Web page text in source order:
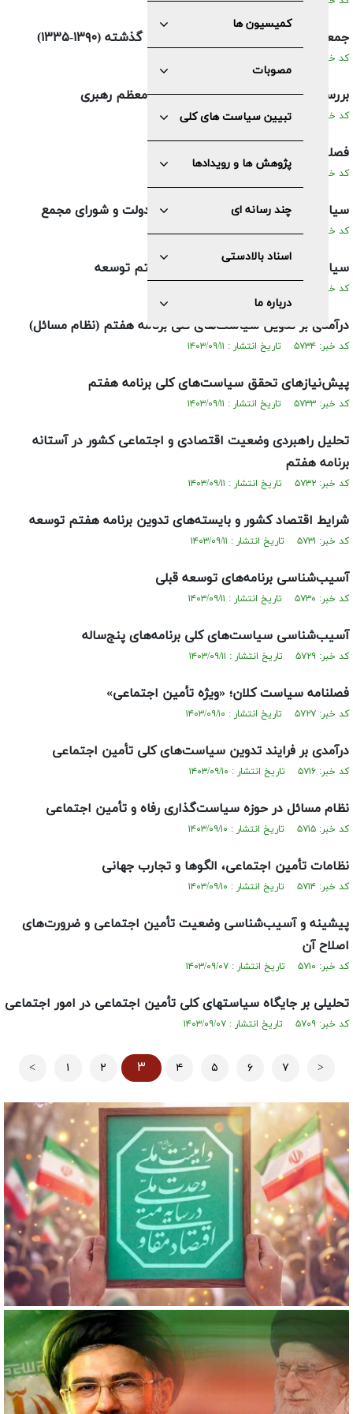
کمیسیون ها
مصوبات
تبیین سیاست های کلی
پژوهش ها و رویدادها
چند رسانه ای
اسناد بالادستی
درباره ما
جمعيت ايران و تحولات آن در نيم قرن گذشته (۱۳۹۰-۱۳۳۵)
کد خبر: ۵۷۴۰ تاریخ انتشار : ۱۴۰۳/۰۹/۱۳
بررسی مفهوم جمعیت در بیانات مقام معظم رهبری
کد خبر: ۵۷۳۹ تاریخ انتشار : ۱۴۰۳/۰۹/۱۳
فصلنامه سیاست کلان؛ «ویژه جمعیت»
کد خبر: ۵۷۳۸ تاریخ انتشار : ۱۴۰۳/۰۹/۱۳
سیاست‌های ارسالی و نظرات مشورتی دولت و شورای مجمع
کد خبر: ۵۷۳۶ تاریخ انتشار : ۱۴۰۳/۰۹/۱۱
سیاست‌های پیشنهادی برای برنامه هفتم توسعه
کد خبر: ۵۷۳۵ تاریخ انتشار : ۱۴۰۳/۰۹/۱۱
درآمدی بر تدوین سیاست‌های کلی برنامه هفتم (نظام مسائل)
کد خبر: ۵۷۳۴ تاریخ انتشار : ۱۴۰۳/۰۹/۱۱
پیش‌نیازهای تحقق سیاست‌های کلی برنامه هفتم
کد خبر: ۵۷۳۳ تاریخ انتشار : ۱۴۰۳/۰۹/۱۱
تحلیل راهبردی وضعیت اقتصادی و اجتماعی کشور در آستانه
برنامه هفتم
کد خبر: ۵۷۳۲ تاریخ انتشار : ۱۴۰۳/۰۹/۱۱
شرايط اقتصاد كشور و بایسته‌های تدوین برنامه هفتم توسعه
کد خبر: ۵۷۳۱ تاریخ انتشار : ۱۴۰۳/۰۹/۱۱
آسیب‌شناسی برنامه‌های توسعه قبلی
کد خبر: ۵۷۳۰ تاریخ انتشار : ۱۴۰۳/۰۹/۱۱
آسیب‌شناسی سیاست‌های کلی برنامه‌های پنج‌ساله
کد خبر: ۵۷۲۹ تاریخ انتشار : ۱۴۰۳/۰۹/۱۱
فصلنامه سیاست کلان؛ «ویژه‌ تأمین اجتماعی»
کد خبر: ۵۷۲۷ تاریخ انتشار : ۱۴۰۳/۰۹/۱۰
درآمدی بر فرایند تدوین سیاست‌های کلی تأمین اجتماعی
کد خبر: ۵۷۱۶ تاریخ انتشار : ۱۴۰۳/۰۹/۱۰
نظام مسائل در حوزه سیاست‌گذاری رفاه و تأمین اجتماعی
کد خبر: ۵۷۱۵ تاریخ انتشار : ۱۴۰۳/۰۹/۱۰
نظامات تأمین اجتماعی، الگوها و تجارب جهانی
کد خبر: ۵۷۱۴ تاریخ انتشار : ۱۴۰۳/۰۹/۱۰
پیشینه و آسیب‌شناسی وضعیت تأمین اجتماعی و ضرورت‌های
اصلاح آن
کد خبر: ۵۷۱۰ تاریخ انتشار : ۱۴۰۳/۰۹/۰۷
تحلیلی بر جایگاه سیاست‏های کلی تأمین اجتماعی در امور اجتماعی
کد خبر: ۵۷۰۹ تاریخ انتشار : ۱۴۰۳/۰۹/۰۷
< ۱ ۲ ۳ ۴ ۵ ۶ ۷ >